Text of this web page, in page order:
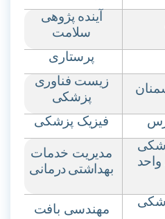
آینده پژوهی
سلامت
پرستاری
زیست فناوری
پزشکی
فیزیک پزشکی
واحد
مدیریت خدمات
بهداشتیدرمانی
مهندسی بافت